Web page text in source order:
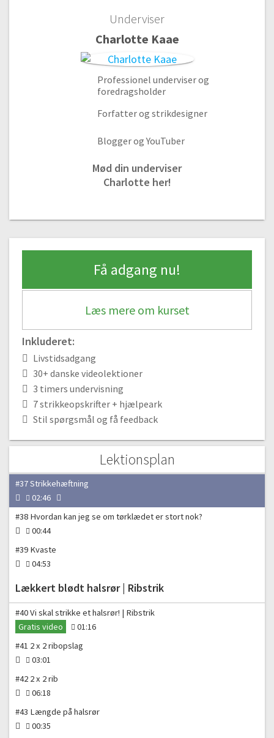
Underviser
Charlotte Kaae
Professionel underviser og
foredragsholder
Forfatter og strikdesigner
Blogger og YouTuber
Mød din underviser
Charlotte her!
Få adgang nu!
Læs mere om kurset
Inkluderet:
Livstidsadgang
30+ danske videolektioner
3 timers undervisning
7 strikkeopskrifter + hjælpeark
Stil spørgsmål og få feedback
Lektionsplan
Funky pandebånd | Glat-strik frem og tilbage på
#25 Vi skal strikke et pandebånd med vrangmasker!
#26 Slå masker op til pandebånd
#30 Luk af
02:27
Super let trekants sjal / tørklæde | Udtagninger
#32 Strik et tørklæde | Materialer
Gratis video
02:20
01:43
#34 Vrangsiden
#35 Strik følgende til første nøgle er strikket op
#37 Strikkehæftning
02:46
#38 Hvordan kan jeg se om tørklædet er stort nok?
00:44
#39 Kvaste
04:53
Lækkert blødt halsrør | Ribstrik
#40 Vi skal strikke et halsrør! | Ribstrik
Gratis video
01:16
#41 2 x 2 ribopslag
03:01
#42 2 x 2 rib
06:18
#43 Længde på halsrør
00:35